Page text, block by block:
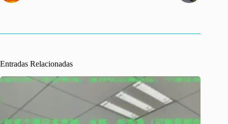
Entradas Relacionadas